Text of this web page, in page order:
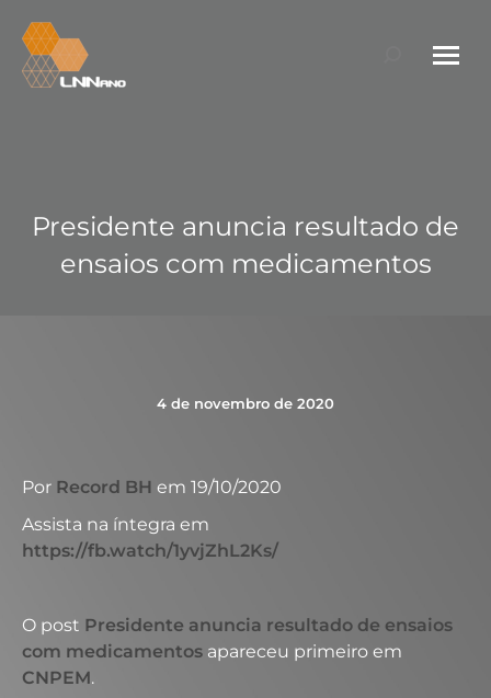
Search:
Presidente anuncia resultado de
ensaios com medicamentos
4 de novembro de 2020
Por Record BH em 19/10/2020
Assista na íntegra em
https://fb.watch/1yvjZhL2Ks/
O post Presidente anuncia resultado de ensaios
com medicamentos apareceu primeiro em
CNPEM.